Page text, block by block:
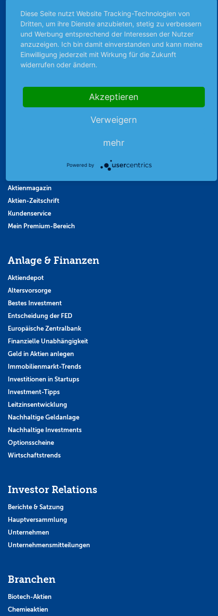
Börsengerüchte
Börsengespräche
Börsennews
Favoriten
Finanzpodcast
Thema der Woche
Abonnement kündigen
Aktienmagazin
Aktien-Zeitschrift
Kundenservice
Mein Premium-Bereich
Anlage & Finanzen
Aktiendepot
Altersvorsorge
Bestes Investment
Entscheidung der FED
Europäische Zentralbank
Finanzielle Unabhängigkeit
Geld in Aktien anlegen
Immobilienmarkt-Trends
Investitionen in Startups
Investment-Tipps
Leitzinsentwicklung
Nachhaltige Geldanlage
Nachhaltige Investments
Optionsscheine
Wirtschaftstrends
Investor Relations
Berichte & Satzung
Hauptversammlung
Unternehmen
Unternehmensmitteilungen
Branchen
Biotech-Aktien
Chemieaktien
Diese Seite nutzt Website Tracking-Technologien von
Dritten, um ihre Dienste anzubieten, stetig zu verbessern
und Werbung entsprechend der Interessen der Nutzer
anzuzeigen. Ich bin damit einverstanden und kann meine
Einwilligung jederzeit mit Wirkung für die Zukunft
widerrufen oder ändern.
Akzeptieren
Verweigern
mehr
Powered by